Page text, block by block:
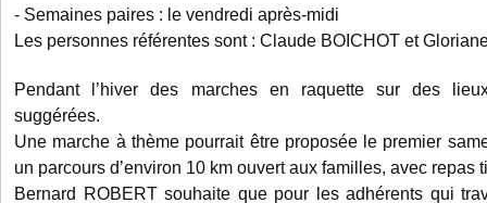
- Semaines paires : le vendredi après-midi
Les personnes référentes sont : Claude BOICHOT et
Pendant l’hiver des marches en raquette sur des
suggérées.
Une marche à thème pourrait être proposée le premier
un parcours d’environ 10 km ouvert aux familles, avec repas
Bernard ROBERT souhaite que pour les adhérents qui